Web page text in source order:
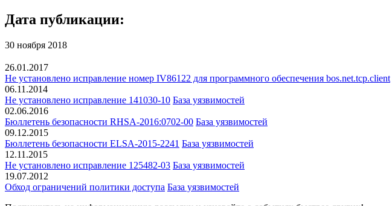
Дата публикации:
30 ноября 2018
26.01.2017
Не установлено исправление номер IV86122 для программного обеспечения bos.net.tcp.client
06.11.2014
Не установлено исправление 141030-10 База уязвимостей
02.06.2016
Бюллетень безопасности RHSA-2016:0702-00 База уязвимостей
09.12.2015
Бюллетень безопасности ELSA-2015-2241 База уязвимостей
12.11.2015
Не установлено исправление 125482-03 База уязвимостей
19.07.2012
Обход ограничений политики доступа База уязвимостей